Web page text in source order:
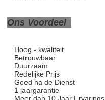
Ons Voordeel
Hoog - kwaliteit
Betrouwbaar
Duurzaam
Redelijke Prijs
Goed na de Dienst
1 jaargarantie